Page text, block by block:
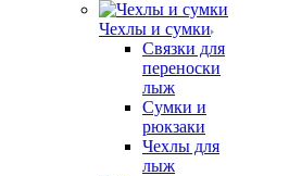
Чехлы и сумки
Связки для
переноски
лыж
Сумки и
рюкзаки
Чехлы для
лыж